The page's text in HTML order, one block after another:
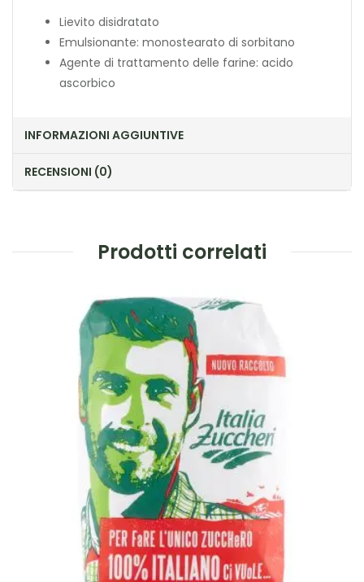
Lievito disidratato
Emulsionante: monostearato di sorbitano
Agente di trattamento delle farine: acido
ascorbico
INFORMAZIONI AGGIUNTIVE
RECENSIONI (0)
Prodotti correlati